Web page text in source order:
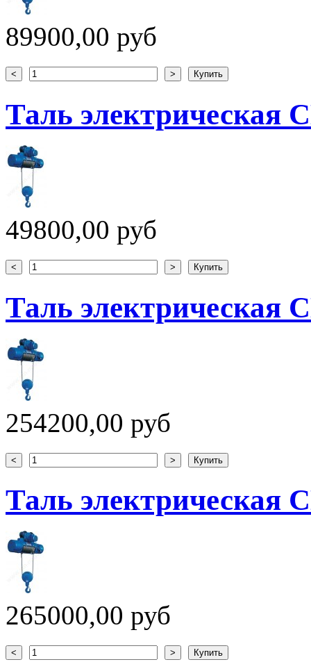
89900,00 руб
Таль электрическая
49800,00 руб
Таль электрическая
254200,00 руб
Таль электрическая
265000,00 руб